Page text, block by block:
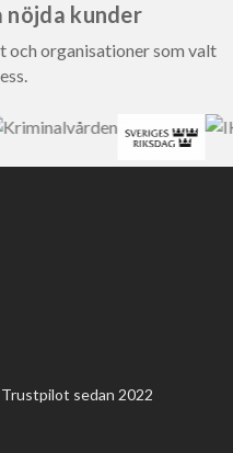
nöjda kunder
och organisationer som valt
sedan 2022